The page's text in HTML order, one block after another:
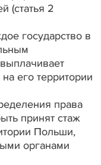
(статья 2
государство в
его территории
права
принят стаж
Польши,
органами